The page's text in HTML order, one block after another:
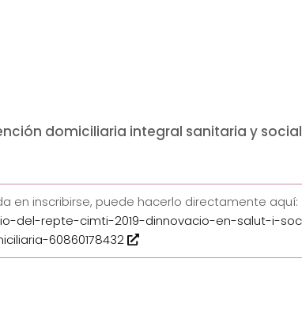
domiciliaria integral sanitaria y
en inscribirse, puede hacerlo directamente aquí:
del-repte-cimti-2019-dinnovacio-en-salut-i-
60860178432